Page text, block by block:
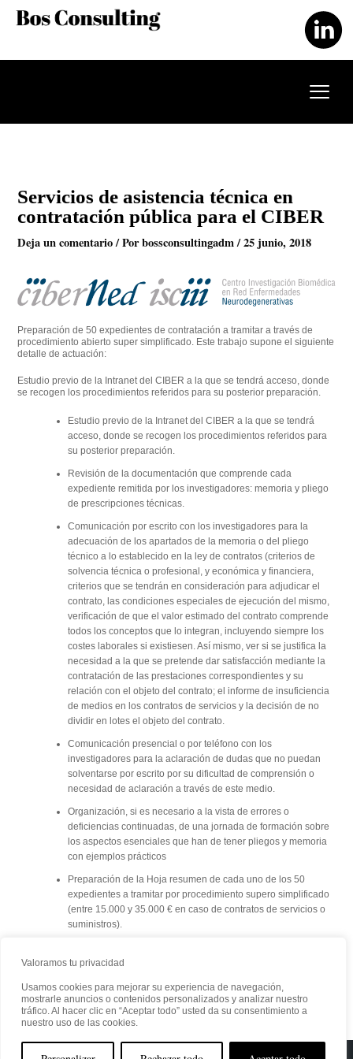
Valoramos tu privacidad
Usamos cookies para mejorar su experiencia de navegación,
mostrarle anuncios o contenidos personalizados y analizar nuestro
tráfico. Al hacer clic en “Aceptar todo” usted da su consentimiento a
nuestro uso de las cookies.
Servicios de asistencia técnica en
contratación pública para el CIBER
Deja un comentario / Porbossconsultingadm/25 junio, 2018
Preparación de 50 expedientes de contratación a tramitar a través de
procedimiento abierto super simplificado. Este trabajo supone el siguiente
detalle de actuación:
Estudio previo de la Intranet del CIBER a la que se tendrá acceso, donde
se recogen los procedimientos referidos para su posterior preparación.
Estudio previo de la Intranet del CIBER a la que se tendrá
acceso, donde se recogen los procedimientos referidos para
su posterior preparación.
Revisión de la documentación que comprende cada
expediente remitida por los investigadores: memoria y pliego
de prescripciones técnicas.
Comunicación por escrito con los investigadores para la
adecuación de los apartados de la memoria o del pliego
técnico a lo establecido en la ley de contratos (criterios de
solvencia técnica o profesional, y económica y financiera,
criterios que se tendrán en consideración para adjudicar el
contrato, las condiciones especiales de ejecución del mismo,
verificación de que el valor estimado del contrato comprende
todos los conceptos que lo integran, incluyendo siempre los
costes laborales si existiesen. Así mismo, ver si se justifica la
necesidad a la que se pretende dar satisfacción mediante la
contratación de las prestaciones correspondientes y su
relación con el objeto del contrato; el informe de insuficiencia
de medios en los contratos de servicios y la decisión de no
dividir en lotes el objeto del contrato.
Comunicación presencial o por teléfono con los
investigadores para la aclaración de dudas que no puedan
solventarse por escrito por su dificultad de comprensión o
necesidad de aclaración a través de este medio.
Organización, si es necesario a la vista de errores o
deficiencias continuadas, de una jornada de formación sobre
los aspectos esenciales que han de tener pliegos y memoria
con ejemplos prácticos
Preparación de la Hoja resumen de cada uno de los 50
expedientes a tramitar por procedimiento supero simplificado
(entre 15.000 y 35.000 € en caso de contratos de servicios o
suministros).